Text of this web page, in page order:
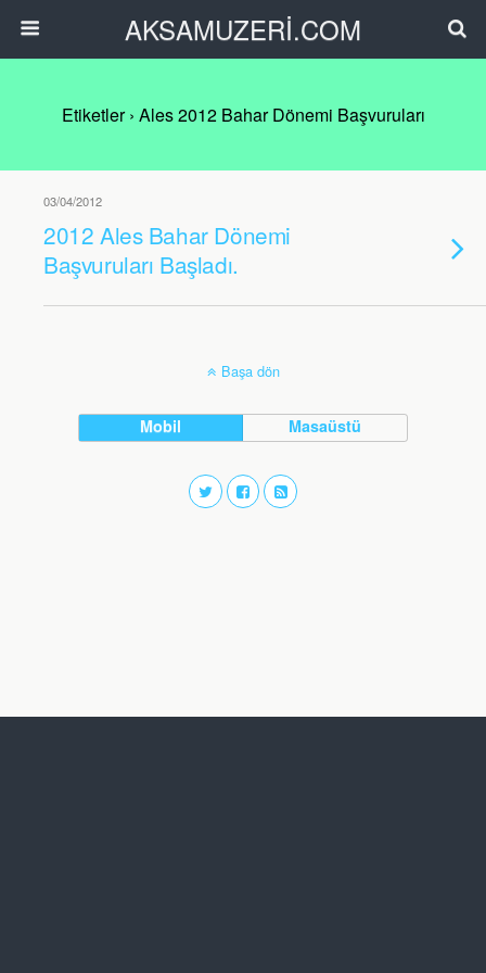
AKSAMUZERİ.COM
Etiketler › Ales 2012 Bahar Dönemi Başvuruları
03/04/2012
2012 Ales Bahar Dönemi
Başvuruları Başladı.
Başa dön
Mobil Masaüstü